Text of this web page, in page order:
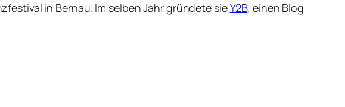
in Bernau. Im selben Jahr gründete sieY2B, einen Blog